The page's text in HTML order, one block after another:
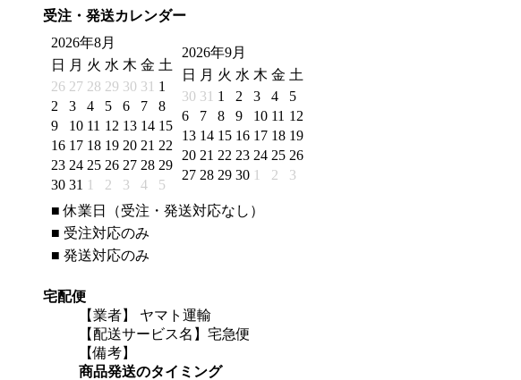
受注・発送カレンダー
2026年8月
日
月 火 水 木 金 土
26 27 28 29 30 31 1
2
3 4 5 6 7
8
9
10 11 12 13 14 15
16 17 18 19 20 21 22
23 24 25 26 27 28 29
30 31 1 2 3 4 5
2026年9月
日
月 火 水 木 金 土
30 31 1 2 3 4
5
6
7 8 9 10 11 12
13 14 15 16 17 18 19
20 21 22 23 24 25 26
27 28 29 30 1 2 3
■ 休業日（受注・発送対応なし）
■ 受注対応のみ
■ 発送対応のみ
宅配便
【業者】 ヤマト運輸
【配送サービス名】宅急便
【備考】
商品発送のタイミング